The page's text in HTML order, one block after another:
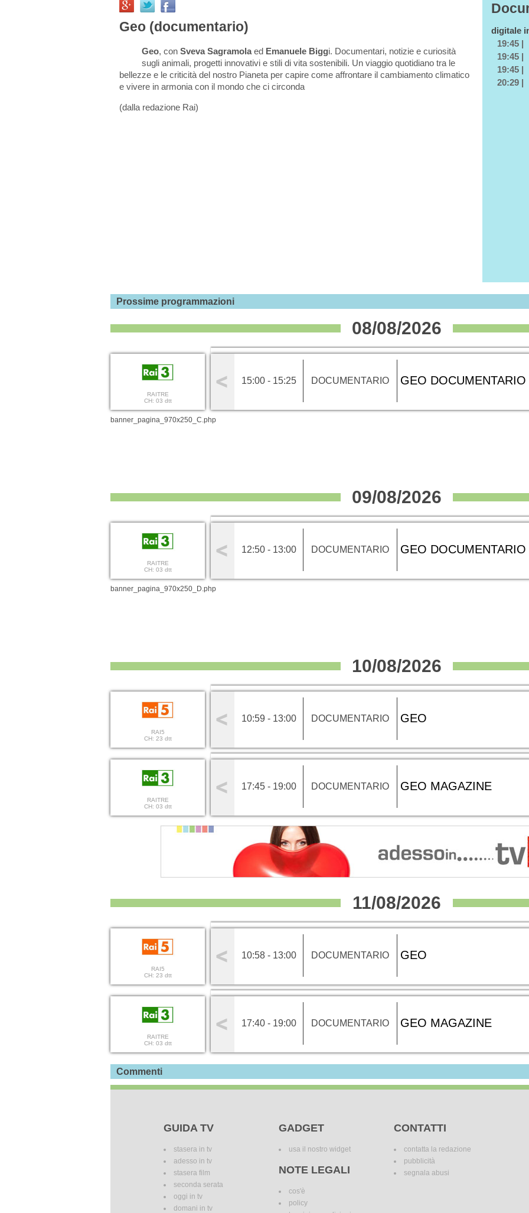
Geo (documentario)
Geo, con Sveva Sagramolaed Emanuele Biggi. Documentari, notizie e curiosità
sugli animali, progetti innovativi e stili di vita sostenibili. Un viaggio quotidiano tra le
bellezze e le criticità del nostro Pianeta per capire come affrontare il cambiamento climatico
e vivere in armonia con il mondo che ci circonda
(dalla redazione Rai)
digitale
19:45 |
19:45 |
19:45 |
20:29 |
Prossime programmazioni
08/08/2026
RAITRE
CH: 03 dtt
15:00 - 15:25 DOCUMENTARIO GEO DOCUMENTARIO
banner_pagina_970x250_C.php
09/08/2026
RAITRE
CH: 03 dtt
12:50 - 13:00 DOCUMENTARIO GEO DOCUMENTARIO
banner_pagina_970x250_D.php
10/08/2026
RAI5
CH: 23 dtt
10:59 - 13:00 DOCUMENTARIO GEO
RAITRE
CH: 03 dtt
17:45 - 19:00 DOCUMENTARIO GEO MAGAZINE
11/08/2026
RAI5
CH: 23 dtt
10:58 - 13:00 DOCUMENTARIO GEO
RAITRE
CH: 03 dtt
17:40 - 19:00 DOCUMENTARIO GEO MAGAZINE
Commenti
GUIDA TV
stasera in tv
adesso in tv
stasera film
seconda serata
oggi in tv
domani in tv
GADGET
usa il nostro widget
NOTE LEGALI
cos'è
policy
CONTATTI
contatta la redazione
pubblicità
segnala abusi